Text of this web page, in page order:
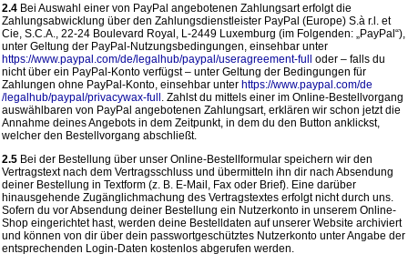
2.4 Bei Auswahl einer von PayPal angebotenen Zahlungsart erfolgt die
Zahlungsabwicklung über den Zahlungsdienstleister PayPal (Europe) S.à r.l. et
Cie, S.C.A., 22-24 Boulevard Royal, L-2449 Luxemburg (im Folgenden: „PayPal“),
unter Geltung der PayPal-Nutzungsbedingungen, einsehbar unter
https://www.paypal.com/de/legalhub/paypal /useragreement-full
oder – falls du
nicht über ein PayPal-Konto verfügst – unter Geltung der Bedingungen für
Zahlungen ohne PayPal-Konto, einsehbar unter https://www.paypal.com/de
/legalhub/paypal /privacywax-full . Zahlst du mittels einer im Online-Bestellvorgang
auswählbaren von PayPal angebotenen Zahlungsart, erklären wir schon jetzt die
Annahme deines Angebots in dem Zeitpunkt, in dem du den Button anklickst,
welcher den Bestellvorgang abschließt.
2.5 Bei der Bestellung über unser Online-Bestellformular speichern wir den
Vertragstext nach dem Vertragsschluss und übermitteln ihn dir nach Absendung
deiner Bestellung in Textform (z. B. E-Mail, Fax oder Brief). Eine darüber
hinausgehende Zugänglichmachung des Vertragstextes erfolgt nicht durch uns.
Sofern du vor Absendung deiner Bestellung ein Nutzerkonto in unserem Online-
Shop eingerichtet hast, werden deine Bestelldaten auf unserer Website archiviert
und können von dir über dein passwortgeschütztes Nutzerkonto unter Angabe der
entsprechenden Login-Daten kostenlos abgerufen werden.